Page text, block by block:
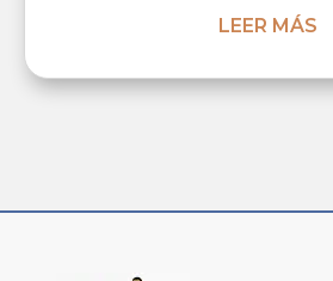
LEER MÁS